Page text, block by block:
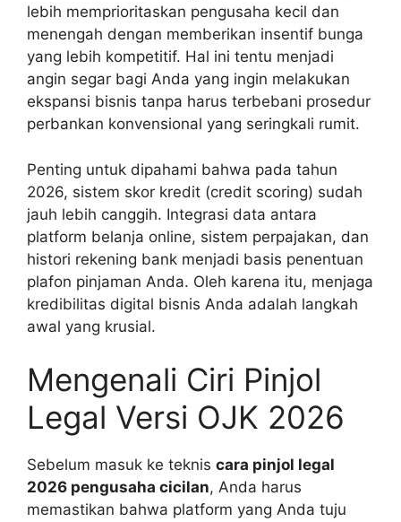
lebih memprioritaskan pengusaha kecil dan
menengah dengan memberikan insentif bunga
yang lebih kompetitif. Hal ini tentu menjadi
angin segar bagi Anda yang ingin melakukan
ekspansi bisnis tanpa harus terbebani prosedur
perbankan konvensional yang seringkali rumit.
Penting untuk dipahami bahwa pada tahun
2026, sistem skor kredit (credit scoring) sudah
jauh lebih canggih. Integrasi data antara
platform belanja online, sistem perpajakan, dan
histori rekening bank menjadi basis penentuan
plafon pinjaman Anda. Oleh karena itu, menjaga
kredibilitas digital bisnis Anda adalah langkah
awal yang krusial.
Mengenali Ciri Pinjol
Legal Versi OJK 2026
Sebelum masuk ke teknis cara pinjol legal
2026 pengusaha cicilan, Anda harus
memastikan bahwa platform yang Anda tuju